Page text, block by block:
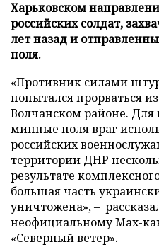
Харьковском
российских солдат,
лет назад и
поля.
«Противник силами
попытался прорваться
Волчанском районе.
минные поля враг
российских
территории ДНР
результате
большая часть
уничтожена», –
неофициальному Max-
«Северный ветер».